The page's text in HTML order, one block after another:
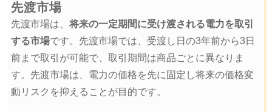
先渡市場
先渡市場は、 将来の一定期間に受け渡される電力を取引
する市場です。先渡市場では、受渡し日の3年前から3日
前まで取引が可能で、取引期間は商品ごとに異なりま
す。先渡市場は、電力の価格を先に固定し将来の価格変
動リスクを抑えることが目的です。